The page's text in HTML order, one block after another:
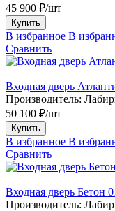
45 900 ₽/шт
Купить
В избранное В
Сравнить
Входная дверь
Производитель:
50 100 ₽/шт
Купить
В избранное В
Сравнить
Входная дверь Бетон
Производитель: